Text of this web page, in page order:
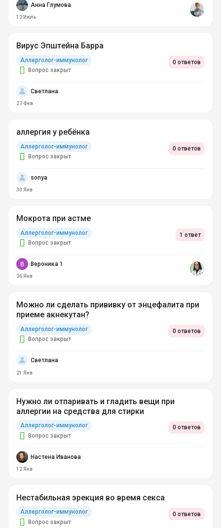
Анна Глумова
12 Июль
Вирус Эпштейна Барра
Аллерголог-иммунолог
Вопрос закрыт
0 ответов
Светлана
27 Фев
аллергия у ребёнка
Аллерголог-иммунолог
Вопрос закрыт
0 ответов
sonya
30 Янв
Мокрота при астме
Аллерголог-иммунолог
Вопрос закрыт
1 ответ
Вероника 1
26 Янв
Можно ли сделать прививку от энцефалита при
приеме акнекутан?
Аллерголог-иммунолог
Вопрос закрыт
0 ответов
Светлана
21 Янв
Нужно ли отпаривать и гладить вещи при
аллергии на средства для стирки
Аллерголог-иммунолог
Вопрос закрыт
0 ответов
Настена Иванова
12 Янв
Нестабильная эрекция во время секса
Аллерголог-иммунолог
Вопрос закрыт
0 ответов